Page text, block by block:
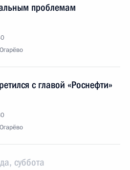
проблемам
с главой «Роснефти»
суббота